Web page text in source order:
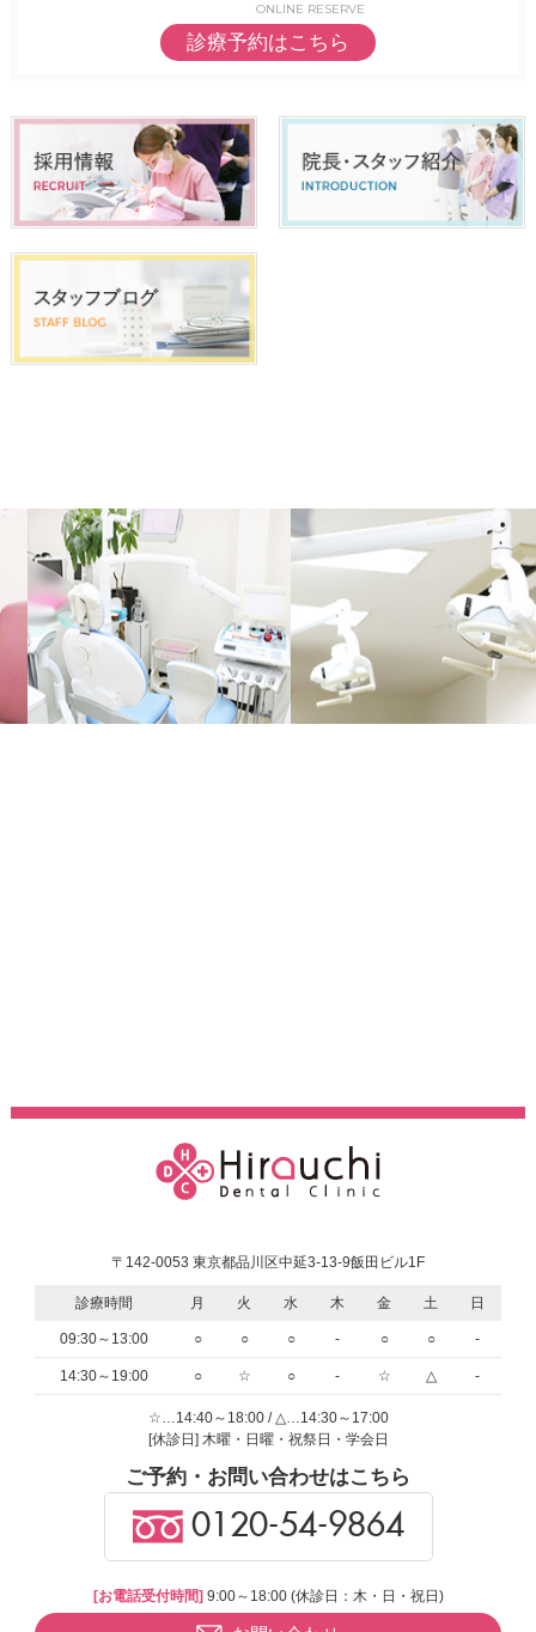
ONLINE RESERVE
診療予約はこちら
〒142-0053 東京都品川区中延3-13-9飯田ビル1F
診療時間 月 火 水 木 金 土 日
09:30～13:00 ○ ○ ○ - ○ ○ -
14:30～19:00 ○ ☆ ○ - ☆ △ -
☆…14:40～18:00 / △…14:30～17:00
[休診日] 木曜・日曜・祝祭日・学会日
ご予約・お問い合わせはこちら
0120-54-9864
[お電話受付時間] 9:00～18:00 (休診日：木・日・祝日)